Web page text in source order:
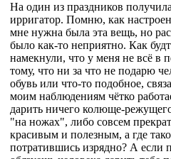
На один из праздников
ирригатор. Помню, как
мне нужна была эта вещь, но
было как-то неприятно. Как
намекнули, что у меня не всё в
тому, что ни за что не подарю
обувь или что-то подобное,
моим наблюдениям чётко
дарить ничего колюще-
"на ножах", либо совсем
красивым и полезным, а где
потратившись изрядно? А если